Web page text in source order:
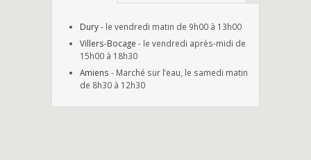
Dury- le vendredi matin de 9h00 à 13h00
Villers-Bocage - le vendredi après-midi de
15h00 à 18h30
Amiens - Marché sur l’eau, le samedi matin
de 8h30 à 12h30